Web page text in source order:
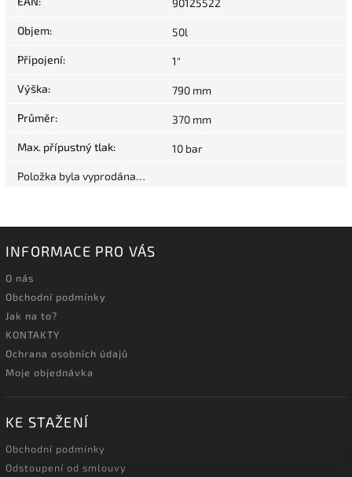
90125522
Objem: 50l
Připojení: 1"
Výška: 790 mm
Průměr: 370 mm
Max. přípustný tlak: 10 bar
Položka byla vyprodána…
INFORMACE PRO VÁS
O nás
Obchodní podmínky
Jak na to?
KONTAKTY
Ochrana osobních údajů
Moje objednávka
KE STAŽENÍ
Obchodní podmínky
Odstoupení od smlouvy